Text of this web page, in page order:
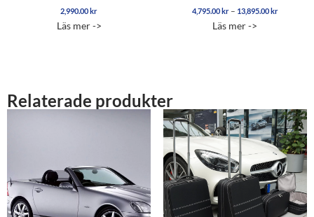
2,990.00kr
Läs mer ->
4,795.00kr – 13,895.00kr
Läs mer ->
Relaterade produkter